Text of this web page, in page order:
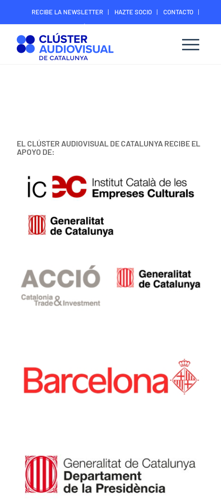
RECIBE LA NEWSLETTER HAZTE SOCIO
CONTACTO
ÁREA DIGITAL SOCIOS
EL CLÚSTER AUDIOVISUAL DE CATALUNYA RECIBE EL
APOYO DE: